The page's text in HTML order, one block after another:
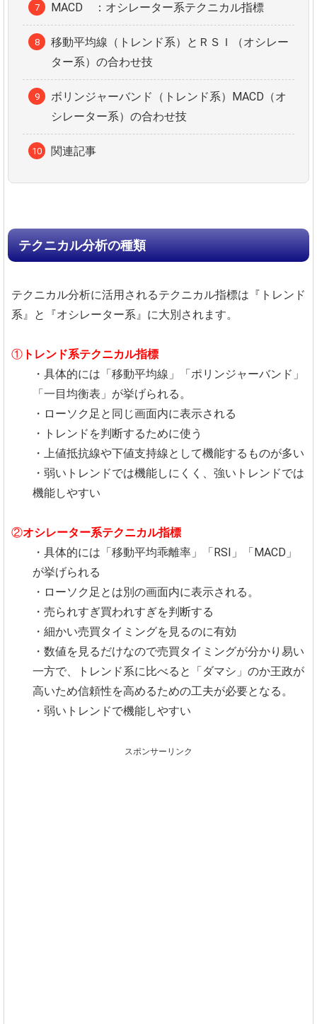
MACD ：オシレーター系テクニカル指標
移動平均線（トレンド系）とＲＳＩ（オシレー
ター系）の合わせ技
ボリンジャーバンド（トレンド系）MACD（オ
シレーター系）の合わせ技
関連記事
テクニカル分析の種類
テクニカル分析に活用されるテクニカル指標は『トレンド
系』と『オシレーター系』に大別されます。
① トレンド系テクニカル指標
・具体的には「移動平均線」「ポリンジャーバンド」
「一目均衡表」が挙げられる。
・ローソク足と同じ画面内に表示される
・トレンドを判断するために使う
・上値抵抗線や下値支持線として機能するものが多い
・弱いトレンドでは機能しにくく、強いトレンドでは
機能しやすい
②オシレーター系テクニカル指標
・具体的には「移動平均乖離率」「RSI」「MACD」
が挙げられる
・ローソク足とは別の画面内に表示される。
・売られすぎ買われすぎを判断する
・細かい売買タイミングを見るのに有効
・数値を見るだけなので売買タイミングが分かり易い
一方で、トレンド系に比べると「ダマシ」のか王政が
高いため信頼性を高めるための工夫が必要となる。
・弱いトレンドで機能しやすい
スポンサーリンク